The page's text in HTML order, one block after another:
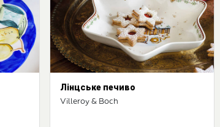
Лінцське печиво
Villeroy & Boch